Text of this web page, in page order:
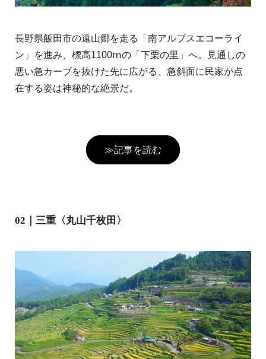
長野県飯田市の遠山郷を走る「南アルプスエコーライ
ン」を進み、標高1100ⅿの「下栗の里」へ。見通しの
悪い急カーブを抜けた先に広がる、急斜面に民家が点
在する姿は神秘的な絶景だ。
≫記事を読む
02｜三重〈丸山千枚田〉